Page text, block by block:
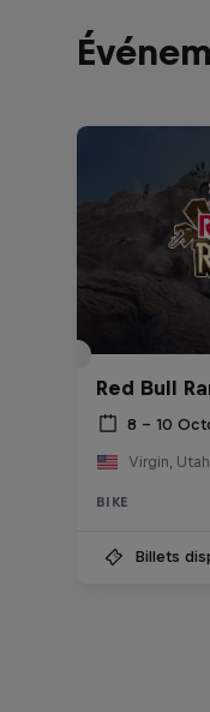
Red Bull
8 – 10
Virgin,
BIKE
Billets